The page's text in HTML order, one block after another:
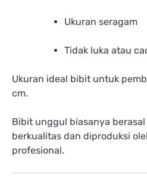
Ukuran seragam
Tidak luka atau
Ukuran ideal bibit untuk
cm.
Bibit unggul biasanya
berkualitas dan diproduksi
profesional.